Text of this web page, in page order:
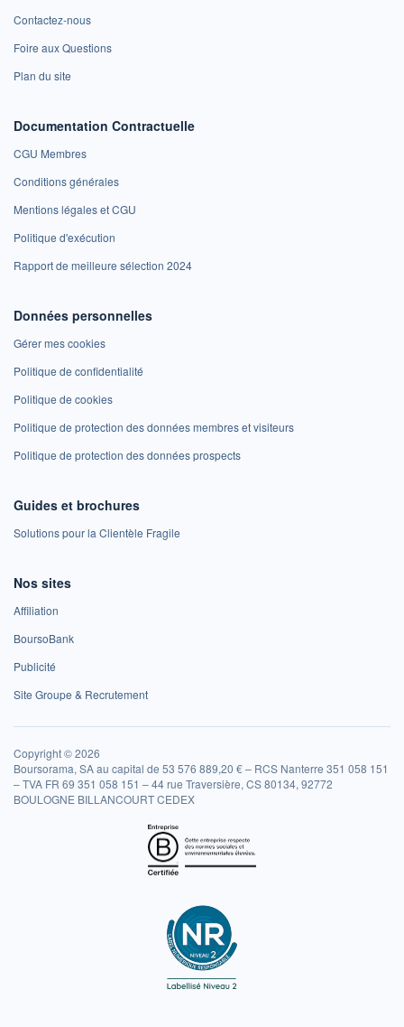
Contactez-nous
Foire aux Questions
Plan du site
Documentation Contractuelle
CGU Membres
Conditions générales
Mentions légales et CGU
Politique d'exécution
Rapport de meilleure sélection 2024
Données personnelles
Gérer mes cookies
Politique de confidentialité
Politique de cookies
Politique de protection des données membres et visiteurs
Politique de protection des données prospects
Guides et brochures
Solutions pour la Clientèle Fragile
Nos sites
Affiliation
BoursoBank
Publicité
Site Groupe & Recrutement
Copyright © 2026
Boursorama, SA au capital de 53 576 889,20 € – RCS Nanterre 351 058 151
– TVA FR 69 351 058 151 – 44 rue Traversière, CS 80134, 92772
BOULOGNE BILLANCOURT CEDEX